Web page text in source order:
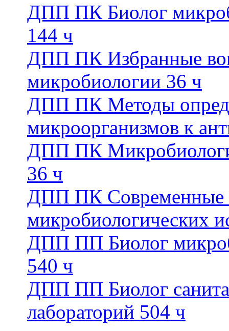
ДПП ПК Биолог
144 ч
ДПП ПК Избранные
микробиологии 36 ч
ДПП ПК Методы
микроорганизмов к
ДПП ПК
36 ч
ДПП ПК Современные
микробиологических
ДПП ПП Биолог
540 ч
ДПП ПП Биолог
лабораторий 504 ч